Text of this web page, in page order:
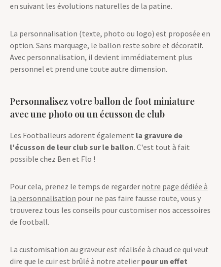
en suivant les évolutions naturelles de la patine.
La personnalisation (texte, photo ou logo) est proposée en
option. Sans marquage, le ballon reste sobre et décoratif.
Avec personnalisation, il devient immédiatement plus
personnel et prend une toute autre dimension.
Personnalisez votre ballon de foot miniature
avec une photo ou un écusson de club
Les Footballeurs adorent également la gravure de
l'écusson de leur club sur le ballon. C'est tout à fait
possible chez Ben et Flo !
Pour cela, prenez le temps de regarder notre page dédiée à
la personnalisation pour ne pas faire fausse route, vous y
trouverez tous les conseils pour customiser nos accessoires
de football.
La customisation au graveur est réalisée à chaud ce qui veut
dire que le cuir est brûlé à notre atelier pour un effet